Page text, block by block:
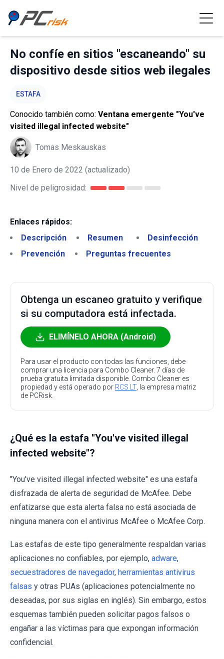
No confíe en sitios "escaneando" su
dispositivo desde sitios web ilegales
ESTAFA
Conocido también como: Ventana emergente "You've
visited illegal infected website"
Tomas Meskauskas
10 de Enero de 2022 (actualizado)
Nivel de peligrosidad:
Enlaces rápidos:
Descripción
Resumen
Desinfección
Prevención
Preguntas frecuentes
Obtenga un escaneo gratuito y verifique
si su computadora está infectada.
ELIMÍNELO AHORA (Android)
Para usar el producto con todas las funciones, debe
comprar una licencia para Combo Cleaner. 7 días de
prueba gratuita limitada disponible. Combo Cleaner es
propiedad y está operado por RCS LT, la empresa matriz
de PCRisk.
¿Qué es la estafa "You've visited illegal
infected website"?
"You've visited illegal infected website" es una estafa
disfrazada de alerta de seguridad de McAfee. Debe
enfatizarse que esta alerta falsa no está asociada de
ninguna manera con el antivirus McAfee o McAfee Corp.
Las estafas de este tipo generalmente respaldan varias
aplicaciones no confiables, por ejemplo, adware,
secuestradores de navegador, herramientas antivirus
falsas y otras PUAs (aplicaciones potencialmente no
deseadas, por sus siglas en inglés). Sin embargo, estos
esquemas también pueden solicitar pagos falsos o
engañar a las víctimas para que expongan información
confidencial.